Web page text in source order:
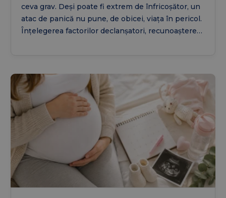
ceva grav. Deși poate fi extrem de înfricoșător, un
atac de panică nu pune, de obicei, viața în pericol.
Înțelegerea factorilor declanșatori, recunoașterea
vieții de zi cu zi.